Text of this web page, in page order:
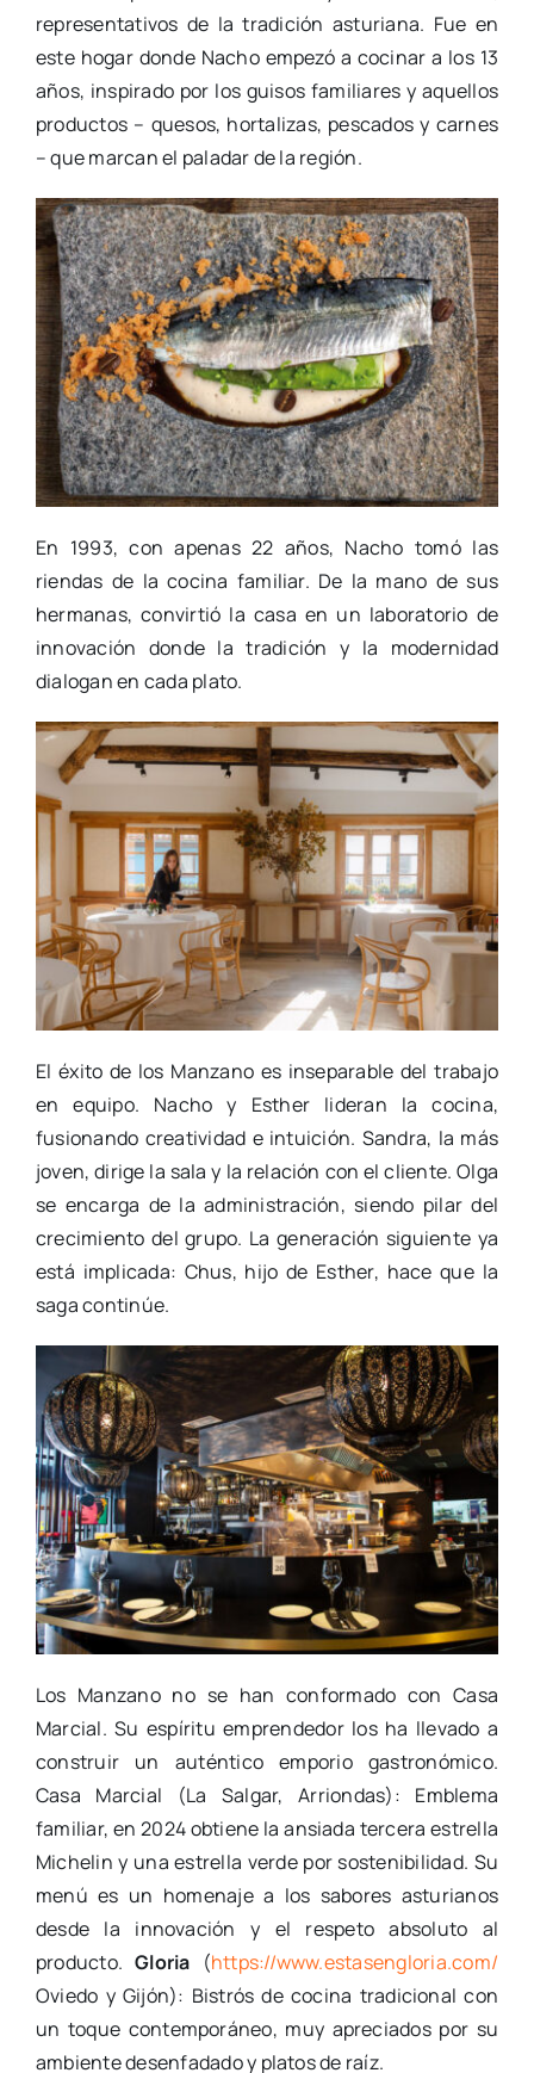
representativos de la tradición asturiana. Fue en
este hogar donde Nacho empezó a cocinar a los 13
años, inspirado por los guisos familiares y aquellos
productos – quesos, hortalizas, pescados y carnes
– que marcan el paladar de la región.
En 1993, con apenas 22 años, Nacho tomó las
riendas de la cocina familiar. De la mano de sus
hermanas, convirtió la casa en un laboratorio de
innovación donde la tradición y la modernidad
dialogan en cada plato.
El éxito de los Manzano es inseparable del trabajo
en equipo. Nacho y Esther lideran la cocina,
fusionando creatividad e intuición. Sandra, la más
joven, dirige la sala y la relación con el cliente. Olga
se encarga de la administración, siendo pilar del
crecimiento del grupo. La generación siguiente ya
está implicada: Chus, hijo de Esther, hace que la
saga continúe.
Los Manzano no se han conformado con Casa
Marcial. Su espíritu emprendedor los ha llevado a
construir un auténtico emporio gastronómico.
Casa Marcial (La Salgar, Arriondas): Emblema
familiar, en 2024 obtiene la ansiada tercera estrella
Michelin y una estrella verde por sostenibilidad. Su
menú es un homenaje a los sabores asturianos
desde la innovación y el respeto absoluto al
producto.Gloria (https://www.estasengloria.com/
Oviedo y Gijón): Bistrós de cocina tradicional con
un toque contemporáneo, muy apreciados por su
ambiente desenfadado y platos de raíz.